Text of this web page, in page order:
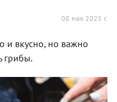
08 мая 2025 г.
и вкусно, но важно
грибы.